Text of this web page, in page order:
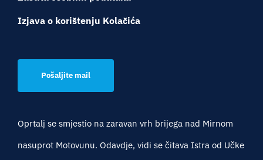
Izjava o korištenju Kolačića
Pošaljite mail
Oprtalj se smjestio na zaravan vrh brijega nad Mirnom
nasuprot Motovunu. Odavdje, vidi se čitava Istra od Učke